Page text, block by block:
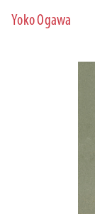
Yoko Ogawa